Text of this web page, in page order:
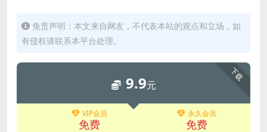
免责声明：本文来自网友，不代表本站的观点和立场，如
有侵权请联系本平台处理。
下载
9.9元
VIP会员
免费
永久会员
免费